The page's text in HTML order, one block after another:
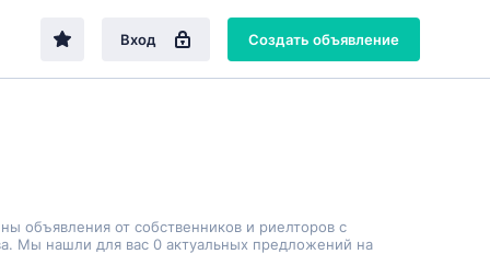
Вход Создать объявление
объявления от собственников и риелторов с
Мы нашли для вас 0 актуальных предложений на